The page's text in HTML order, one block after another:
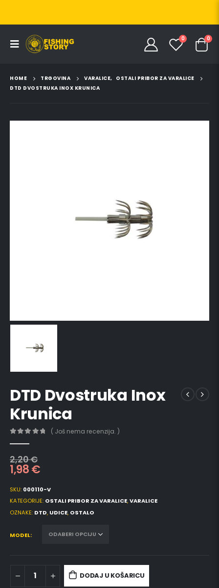
0 0
HOME TRGOVINA VARALICE, OSTALI PRIBOR ZA VARALICE
DTD DVOSTRUKA INOX KRUNICA
DTD Dvostruka Inox
Krunica
( Još nema recenzija. )
2,20€
1,98€
SKU: 000110-V
KATEGORIJE: OSTALI PRIBOR ZA VARALICE,VARALICE
OZNAKE: DTD, UDICE, OSTALO
MODEL
DODAJ U KOŠARICU